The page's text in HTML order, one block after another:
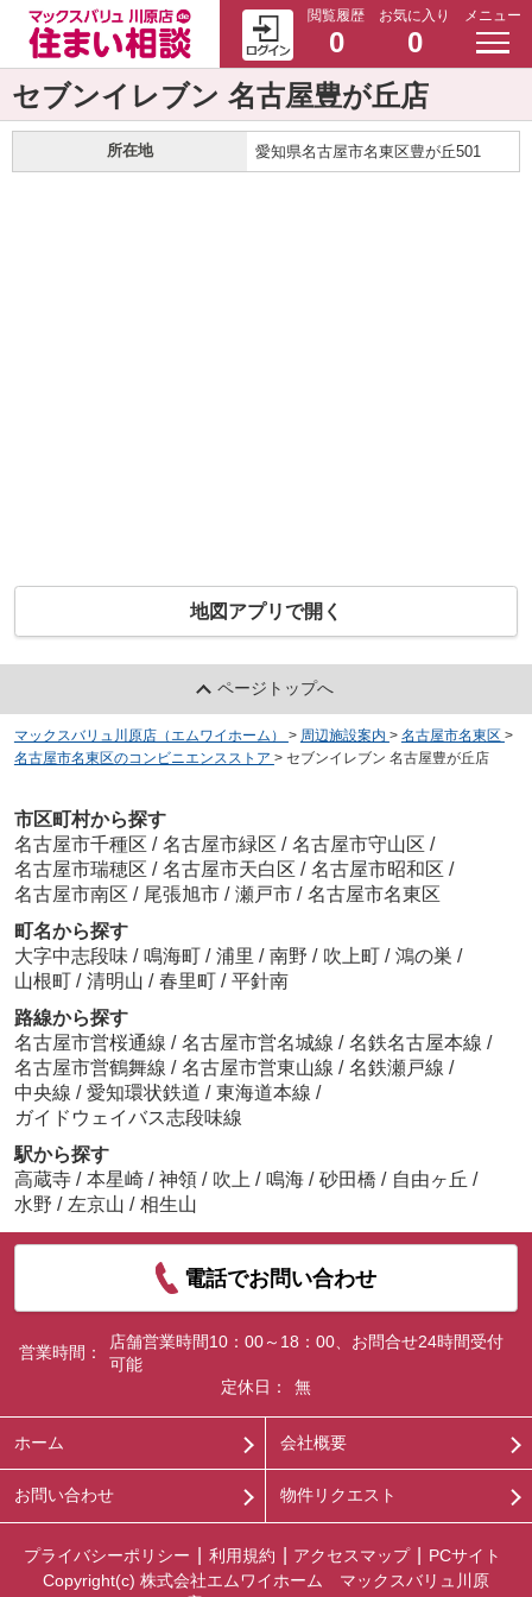
閲覧履歴
0
お気に入り
0
メニュー
セブンイレブン 名古屋豊が丘店
所在地 愛知県名古屋市名東区豊が丘501
地図アプリで開く
ページトップへ
マックスバリュ川原店（エムワイホーム） > 周辺施設案内 > 名古屋市名東区 >
名古屋市名東区のコンビニエンスストア > セブンイレブン 名古屋豊が丘店
市区町村から探す
名古屋市千種区 / 名古屋市緑区 / 名古屋市守山区 /
名古屋市瑞穂区 / 名古屋市天白区 / 名古屋市昭和区 /
名古屋市南区 / 尾張旭市 / 瀬戸市 / 名古屋市名東区
町名から探す
大字中志段味 / 鳴海町 / 浦里 / 南野 / 吹上町 / 鴻の巣 /
山根町 / 清明山 / 春里町 / 平針南
路線から探す
名古屋市営桜通線 / 名古屋市営名城線 / 名鉄名古屋本線 /
名古屋市営鶴舞線 / 名古屋市営東山線 / 名鉄瀬戸線 /
中央線 / 愛知環状鉄道 / 東海道本線 /
ガイドウェイバス志段味線
駅から探す
高蔵寺 / 本星崎 / 神領 / 吹上 / 鳴海 / 砂田橋 / 自由ヶ丘 /
水野 / 左京山 / 相生山
電話でお問い合わせ
営業時間：
店舗営業時間10：00～18：00、お問合せ24時間受付
可能
定休日：
無
ホーム 会社概要
お問い合わせ 物件リクエスト
プライバシーポリシー 利用規約 アクセスマップ
PCサイト
Copyright(c) 株式会社エムワイホーム マックスバリュ川原